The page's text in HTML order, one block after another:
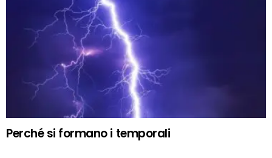
Perché si formano i temporali